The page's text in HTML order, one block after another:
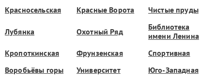
Красносельская
Красные Ворота Чистые пруды
Лубянка Охотный Ряд
Библиотека
имени Ленина
Кропоткинская
Фрунзенская
Спортивная
Воробьёвы горы
Университет
Юго-Западная